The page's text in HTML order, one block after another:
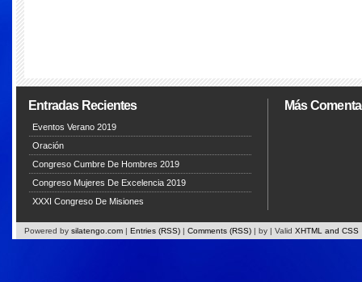
Entradas Recientes
Eventos Verano 2019
Oración
Congreso Cumbre De Hombres 2019
Congreso Mujeres De Excelencia 2019
XXXI Congreso De Misiones
Más
Powered by silatengo.com | Entries (RSS) | Comments (RSS) | by | Valid XHTML and CSS